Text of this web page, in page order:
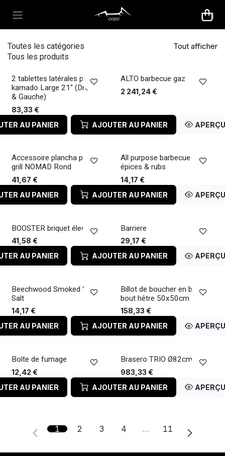
Toutes les catégories
Tout afficher
Tous les produits
2 tablettes latérales pour
kamado Large 21" (Droite
& Gauche)
83,33€
AU PANIER
APERÇU RAPIDE
ALTO barbecue gaz
2 241,24€
AJOUTER AU PANIER
Accessoire plancha pour
grill NOMAD Rond
41,67 €
AU PANIER
APERÇU RAPIDE
All purpose barbecue -
épices & rubs
14,17 €
AJOUTER AU PANIER
BOOSTER briquet électrique
41,58 €
AU PANIER
APERÇU RAPIDE
Barriere
29,17 €
AJOUTER AU PANIER
Beechwood Smoked Sea
Salt
14,17 €
AU PANIER
APERÇU RAPIDE
Billot de boucher en bois de
bout hêtre 50x50cm
158,33€
AJOUTER AU PANIER
Boîte de fumage
12,42 €
AU PANIER
APERÇU RAPIDE
Brasero TRIO Ø82cm
983,33€
AJOUTER AU PANIER
1 2 3 4 … 11